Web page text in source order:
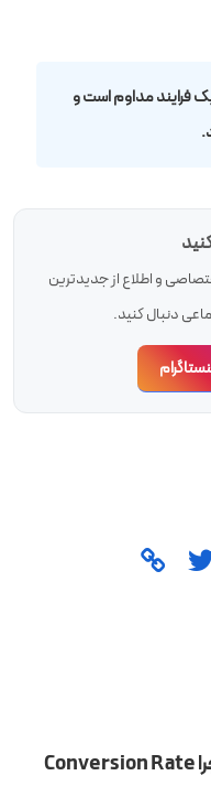
فرایند مداوم است و
و اطلاع از جدیدترین
دنبال کنید.
3 پاسخ به “نرخ تبدیل چیست؟ و چرا Conversion Rate